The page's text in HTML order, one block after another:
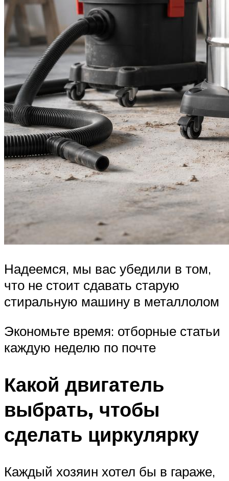
Надеемся, мы вас убедили в том,
что не стоит сдавать старую
стиральную машину в металлолом
Экономьте время: отборные статьи
каждую неделю по почте
Какой двигатель
выбрать, чтобы
сделать циркулярку
Каждый хозяин хотел бы в гараже,